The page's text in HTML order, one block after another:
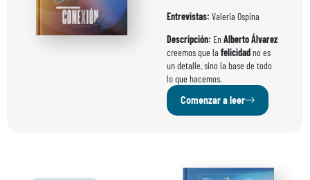
Entrevistas: Valeria Ospina
Descripción: EnAlberto Álvarez
creemos que la felicidadno es
un detalle, sino la base de todo
lo que hacemos.
Comenzar a leer